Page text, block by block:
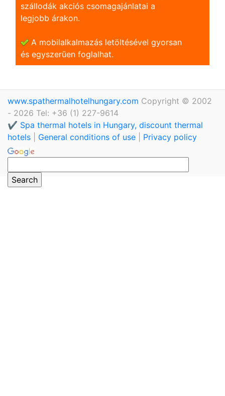
szállodák akciós csomagajánlatai a
legjobb árakon.
A mobilalkalmazás letöltésével gyorsan
és egyszerũen foglalhat.
www.spathermalhotelhungary.com Copyright © 2002
- 2026 Tel: +36 (1) 227-9614
✔️ Spa thermal hotels in Hungary, discount thermal
hotels
General conditions of use Privacy policy